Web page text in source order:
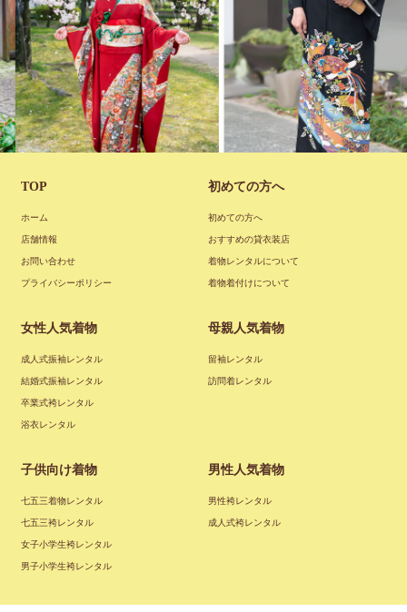
振
袖
花
嫁・留袖
TOP
ホーム
店舗情報
お問い合わせ
プライバシーポリシー
初めての方へ
初めての方へ
おすすめの貸衣装店
着物レンタルについて
着物着付けについて
女性人気着物
成人式振袖レンタル
結婚式振袖レンタル
卒業式袴レンタル
浴衣レンタル
母親人気着物
留袖レンタル
訪問着レンタル
子供向け着物
七五三着物レンタル
七五三袴レンタル
女子小学生袴レンタル
男子小学生袴レンタル
男性人気着物
男性袴レンタル
成人式袴レンタル